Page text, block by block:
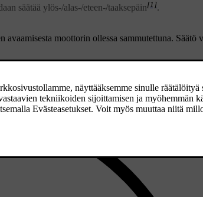
säätää ylös-/alas-/eteen-/taaksepäin[1].
moottorin ollessa sammutettuna. Säätö